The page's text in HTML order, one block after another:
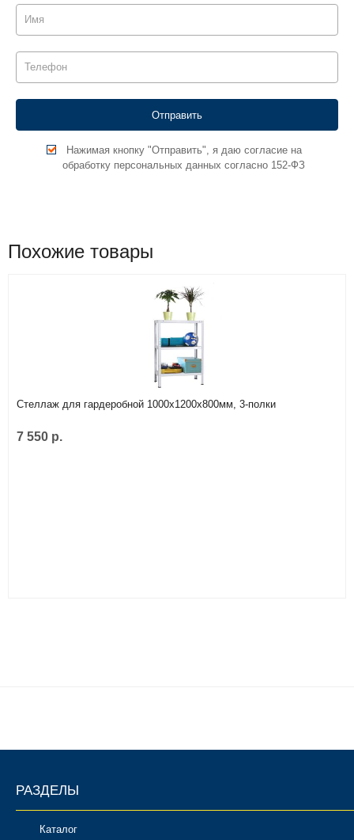
Нажимая кнопку "Отправить", я даю согласие на
обработку персональных данных согласно 152-ФЗ
Похожие товары
Стеллаж для гардеробной 1000х1200х800мм, 3-полки
7 550 р.
РАЗДЕЛЫ
Каталог